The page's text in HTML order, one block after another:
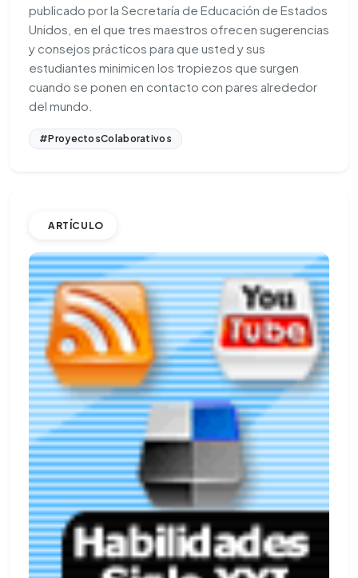
publicado por la Secretaría de Educación de Estados
Unidos, en el que tres maestros ofrecen sugerencias
y consejos prácticos para que usted y sus
estudiantes minimicen los tropiezos que surgen
cuando se ponen en contacto con pares alrededor
del mundo.
#ProyectosColaborativos
ARTÍCULO